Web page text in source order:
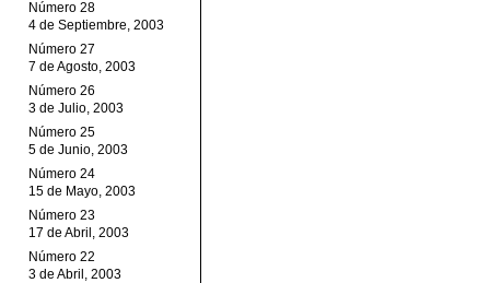
Número 28
4 de Septiembre, 2003
Número 27
7 de Agosto, 2003
Número 26
3 de Julio, 2003
Número 25
5 de Junio, 2003
Número 24
15 de Mayo, 2003
Número 23
17 de Abril, 2003
Número 22
3 de Abril, 2003